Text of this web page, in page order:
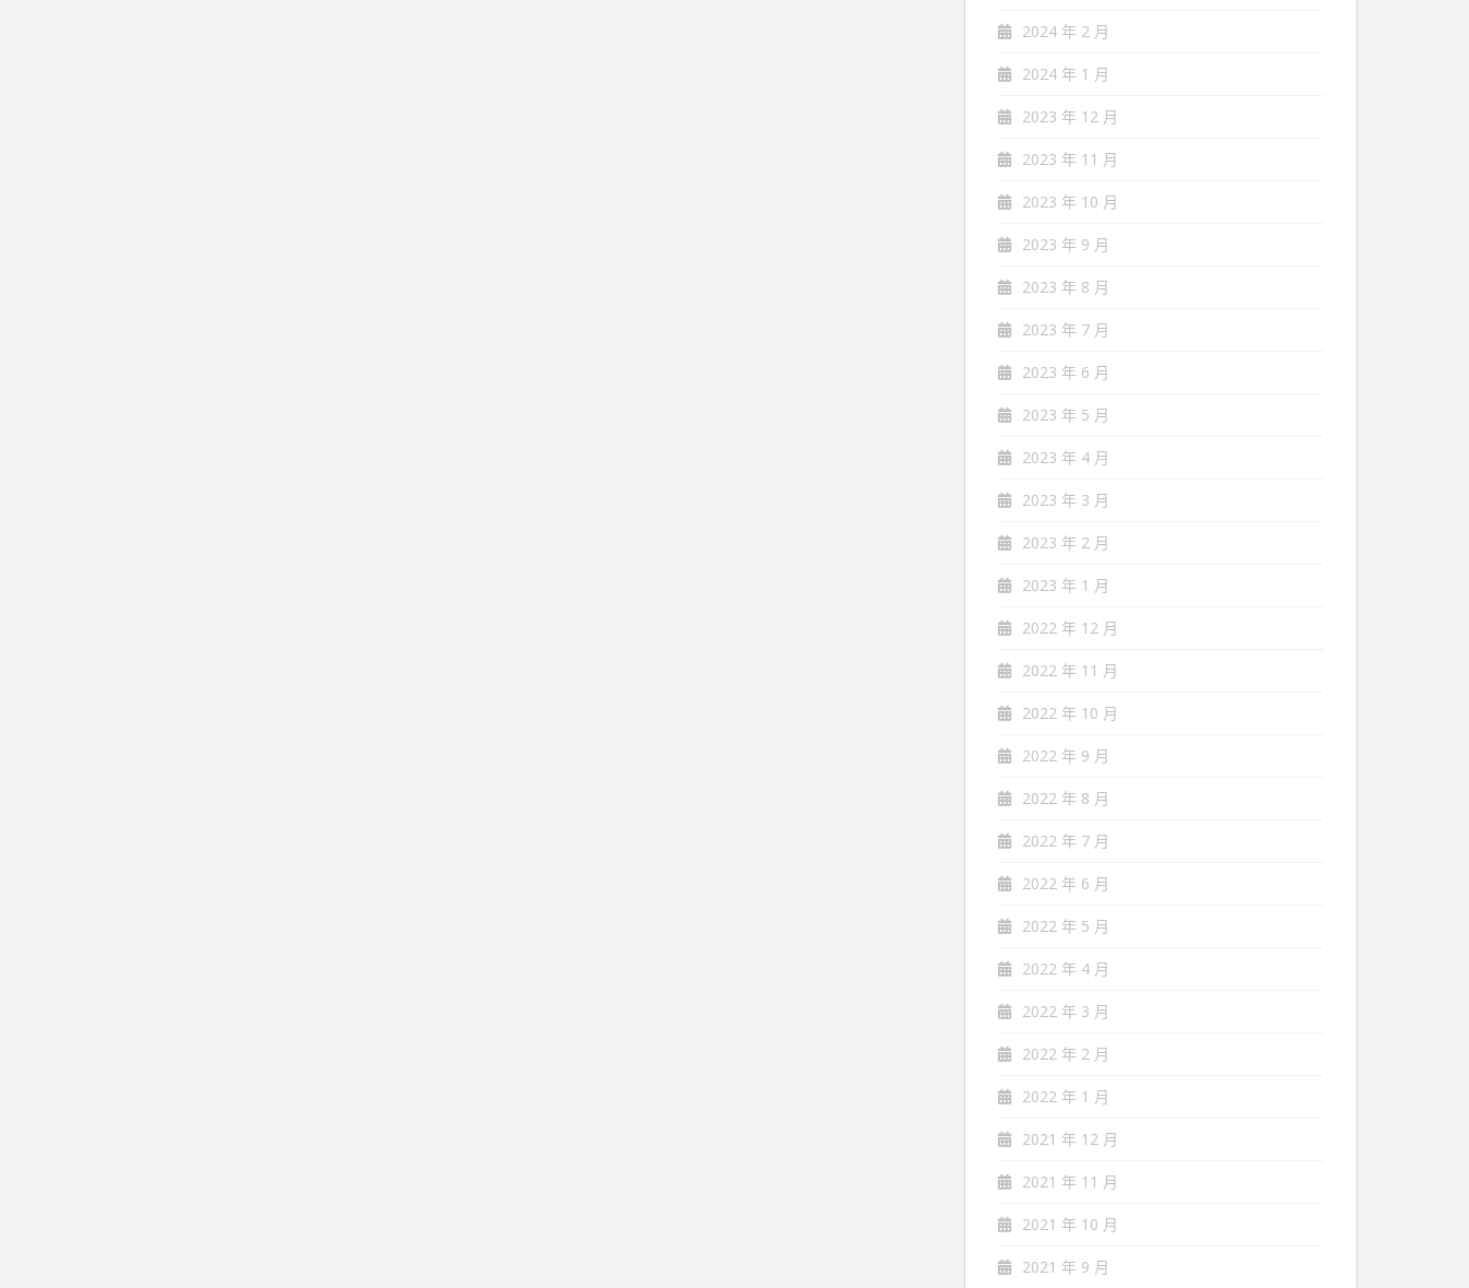
2024 年 2 月
2024 年 1 月
2023 年 12 月
2023 年 11 月
2023 年 10 月
2023 年 9 月
2023 年 8 月
2023 年 7 月
2023 年 6 月
2023 年 5 月
2023 年 4 月
2023 年 3 月
2023 年 2 月
2023 年 1 月
2022 年 12 月
2022 年 11 月
2022 年 10 月
2022 年 9 月
2022 年 8 月
2022 年 7 月
2022 年 6 月
2022 年 5 月
2022 年 4 月
2022 年 3 月
2022 年 2 月
2022 年 1 月
2021 年 12 月
2021 年 11 月
2021 年 10 月
2021 年 9 月